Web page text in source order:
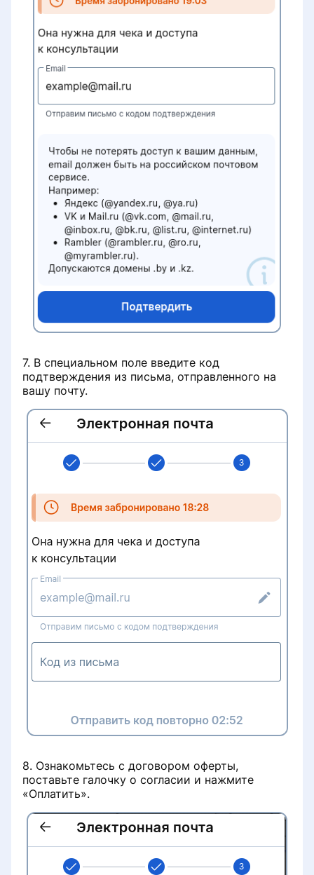
7. В специальном поле введите код
подтверждения из письма, отправленного на
вашу почту.
8. Ознакомьтесь с договором оферты,
поставьте галочку о согласии и нажмите
«Оплатить».